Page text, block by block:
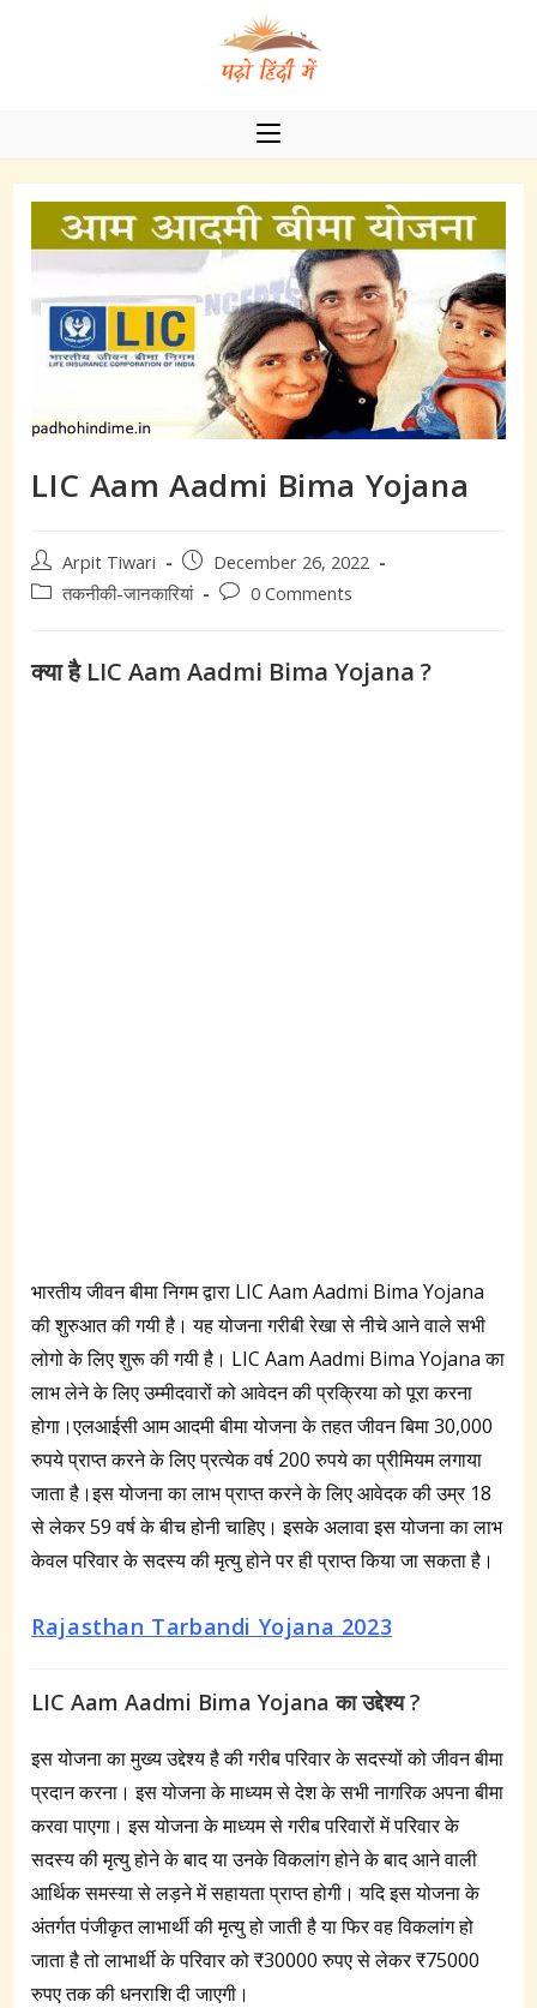
LIC Aam Aadmi Bima Yojana
Post
author:
Arpit Tiwari
Post
published:
December 26, 2022
Postतकनीकी-जानकारियां
Post0 Comments
क्या है LIC Aam Aadmi Bima Yojana ?
भारतीय जीवन बीमा निगम द्वारा LIC Aam Aadmi Bima Yojana
की शुरुआत की गयी है। यह योजना गरीबी रेखा से नीचे आने वाले सभी
लोगो के लिए शुरू की गयी है। LIC Aam Aadmi Bima Yojana का
लाभ लेने के लिए उम्मीदवारों को आवेदन की प्रक्रिया को पूरा करना
होगा।एलआईसी आम आदमी बीमा योजना के तहत जीवन बिमा 30,000
रुपये प्राप्त करने के लिए प्रत्येक वर्ष 200 रुपये का प्रीमियम लगाया
जाता है।इस योजना का लाभ प्राप्त करने के लिए आवेदक की उम्र 18
से लेकर 59 वर्ष के बीच होनी चाहिए। इसके अलावा इस योजना का लाभ
केवल परिवार के सदस्य की मृत्यु होने पर ही प्राप्त किया जा सकता है।
Rajasthan Tarbandi Yojana 2023
LIC Aam Aadmi Bima Yojana का उद्देश्य ?
इस योजना का मुख्य उद्देश्य है की गरीब परिवार के सदस्यों को जीवन बीमा
प्रदान करना। इस योजना के माध्यम से देश के सभी नागरिक अपना बीमा
करवा पाएगा। इस योजना के माध्यम से गरीब परिवारों में परिवार के
सदस्य की मृत्यु होने के बाद या उनके विकलांग होने के बाद आने वाली
आर्थिक समस्या से लड़ने में सहायता प्राप्त होगी। यदि इस योजना के
अंतर्गत पंजीकृत लाभार्थी की मृत्यु हो जाती है या फिर वह विकलांग हो
जाता है तो लाभार्थी के परिवार को ₹30000 रुपए से लेकर ₹75000
रुपए तक की धनराशि दी जाएगी।